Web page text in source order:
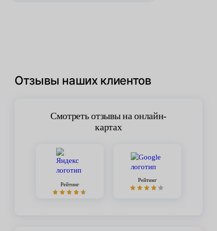
Отзывы наших клиентов
Смотреть отзывы на онлайн-
картах
Рейтинг
Рейтинг